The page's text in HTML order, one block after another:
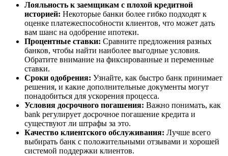
Лояльность к заемщикам с плохой кредитной
историей: Некоторые банки более гибко подходят к
оценке платежеспособности клиентов, что может дать
вам шанс на одобрение ипотеки.
Процентные ставки: Сравните предложения разных
банков, чтобы найти наиболее выгодные условия.
Обратите внимание на фиксированные и переменные
ставки.
Сроки одобрения: Узнайте, как быстро банк принимает
решения, и какие дополнительные документы могут
понадобиться для ускорения процесса.
Условия досрочного погашения: Важно понимать, как
bank регулирует досрочное погашение кредита и
существуют ли штрафы за это.
Качество клиентского обслуживания: Лучше всего
выбирать банк с положительными отзывами и хорошей
системой поддержки клиентов.